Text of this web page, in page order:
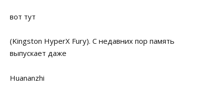
вот тут
(Kingston HyperX Fury). С недавних пор память
выпускает даже
Huananzhi